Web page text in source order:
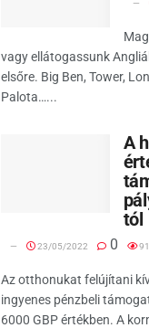
vagy ellátogassunk
elsőre. Big Ben, Tower,
Palota…...
A
tól
23/05/2022 0
Az otthonukat felújítani
ingyenes pénzbeli
6000 GBP értékben. A